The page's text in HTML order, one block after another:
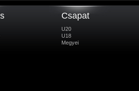
Csapat
U20
U18
Megyei